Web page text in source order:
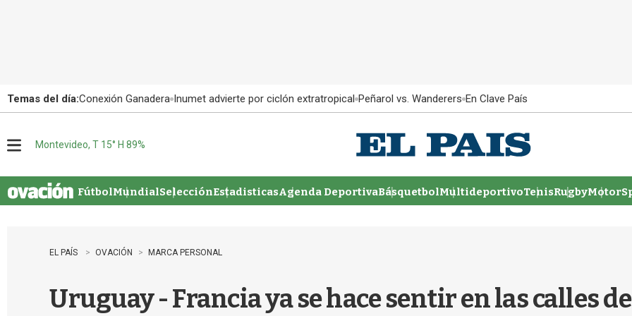
Temas del día:Conexión Ganadera Inumet advierte por ciclón extratropical Peñarol vs. Wanderers En Clave País
u
Montevideo, T 15° H 89%
FútbolMundialSelecciónEstadisticasAgenda DeportivaBásquetbolMultideportivoTenisRugby
EL PAÍS OVACIÓN MARCA PERSONAL
Uruguay - Francia ya se hace sentir en las calles